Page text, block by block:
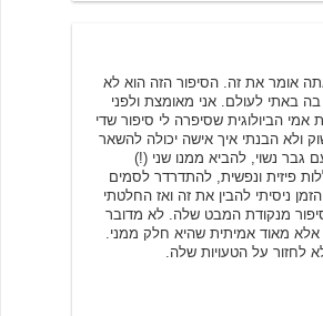
אומר את זה. הסיפור הזה הוא לא
באתי לעולם. אני מאומצת ולפני
הביולוגית שסיפרה לי סיפור שדי
ולא הבנתי איך אישה יכולה להשאר
גבר נשוי, להביא ממנו שני (!)
פיזית ונפשית, להתדרדר לסמים
ניסיתי להבין את זה ואז החלטתי
מנקודת המבט שלה. לא מדובר
אלא מאוד אמיתית שהיא חלק ממני.
לחזור על הטעויות שלה.